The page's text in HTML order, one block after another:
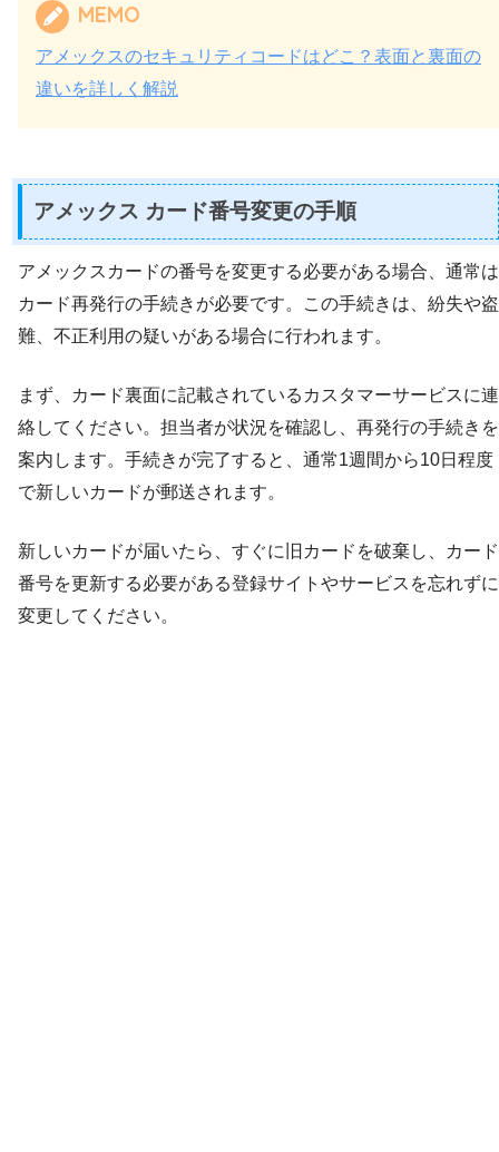
MEMO
アメックスのセキュリティコードはどこ？表面と裏面の
違いを詳しく解説
アメックス カード番号変更の手順
アメックスカードの番号を変更する必要がある場合、通常は
カード再発行の手続きが必要です。この手続きは、紛失や盗
難、不正利用の疑いがある場合に行われます。
まず、カード裏面に記載されているカスタマーサービスに連
絡してください。担当者が状況を確認し、再発行の手続きを
案内します。手続きが完了すると、通常1週間から10日程度
で新しいカードが郵送されます。
新しいカードが届いたら、すぐに旧カードを破棄し、カード
番号を更新する必要がある登録サイトやサービスを忘れずに
変更してください。